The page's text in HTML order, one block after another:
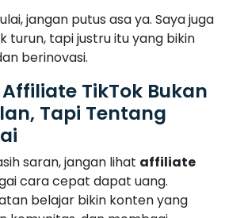
jangan putus asa ya. Saya juga
turun, tapi justru itu yang bikin
berinovasi.
TikTok Bukan
Tapi Tentang
saran, jangan lihat affiliate
cara cepat dapat uang.
belajar bikin konten yang